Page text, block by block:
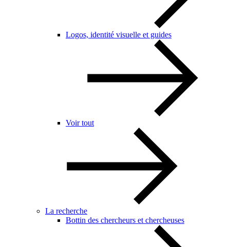
Logos, identité visuelle et guides
Voir tout
La recherche
Bottin des chercheurs et chercheuses